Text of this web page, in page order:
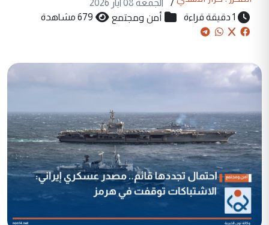
/
الجمعة 08 آيار 2026
1 دقيقة قراءة
أمن ومجتمع 679 مشاهدة